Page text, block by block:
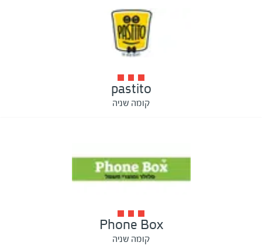
pastito
קומה שניה
Phone Box
קומה שניה